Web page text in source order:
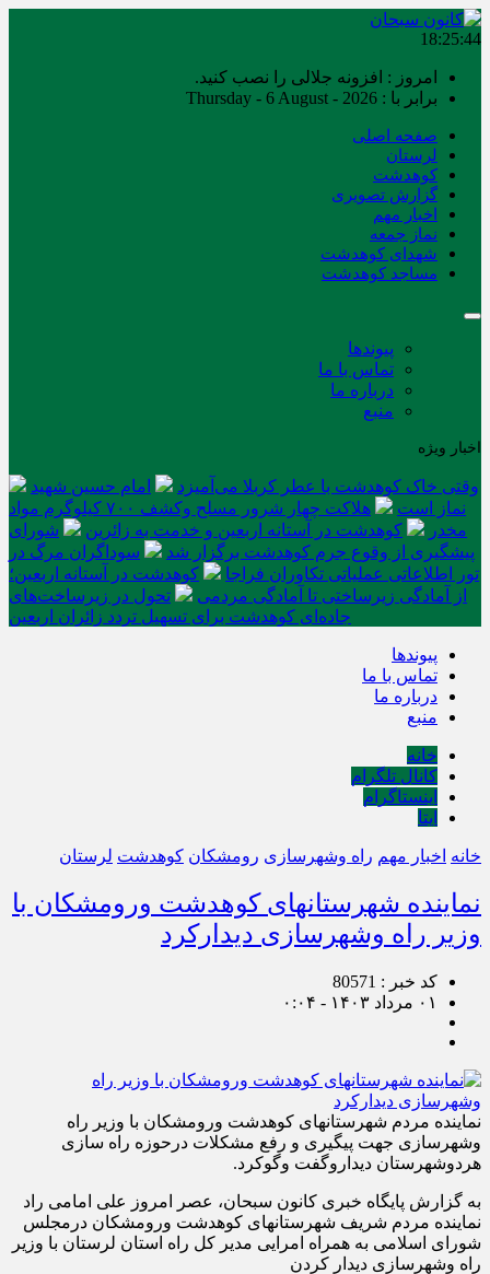
18:25:45
امروز : افزونه جلالی را نصب کنید.
برابر با : Thursday - 6 August - 2026
صفحه اصلی
لرستان
کوهدشت
گزارش تصویری
اخبار مهم
نماز جمعه
شهدای کوهدشت
مساجد کوهدشت
پیوندها
تماس با ما
درباره ما
منبع
اخبار ویژه
وقتی خاک کوهدشت با عطر کربلا می‌آمیزد
امام حسین شهید
نماز است
هلاکت چهار شرور مسلح وکشف ۷۰۰ کیلوگرم مواد
مخدر
کوهدشت در آستانه اربعین و خدمت‌ به زائرین
شورای
پیشگیری از وقوع جرم کوهدشت برگزار شد
سوداگران مرگ در
تور اطلاعاتی عملیاتی تکاوران فراجا
کوهدشت در آستانه اربعین؛
از آمادگی زیرساختی تا آمادگی مردمی
تحول در زیرساخت‌های
جاده‌ای کوهدشت برای تسهیل تردد زائران اربعین
پیوندها
تماس با ما
درباره ما
منبع
خانه
کانال تلگرام
اینستاگرام
ایتا
خانه اخبار مهم راه وشهرسازی رومشکان کوهدشت لرستان
نماینده شهرستانهای کوهدشت ورومشکان با
وزیر راه وشهرسازی دیدارکرد
کد خبر : 80571
۰۱ مرداد ۱۴۰۳ - ۰:۰۴
نماینده مردم شهرستانهای کوهدشت ورومشکان با وزیر راه
وشهرسازی جهت پیگیری و رفع مشکلات درحوزه راه سازی
هردوشهرستان دیداروگفت وگوکرد.
به گزارش پایگاه خبری کانون سبحان، عصر امروز علی امامی راد
نماینده مردم شریف شهرستانهای کوهدشت ورومشکان درمجلس
شورای اسلامی به همراه امرایی مدیر کل راه استان لرستان با وزیر
راه وشهرسازی دیدار کردن